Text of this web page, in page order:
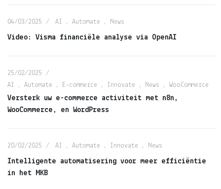
04/03/2025 AI , Automate , News
Video: Visma financiële analyse via OpenAI
25/02/2025
AI , Automate , E-commerce , Innovate , News , WooCommerce
Versterk uw e-commerce activiteit met n8n,
WooCommerce, en WordPress
20/02/2025 AI , Automate , Innovate , News
Intelligente automatisering voor meer efficiëntie
in het MKB